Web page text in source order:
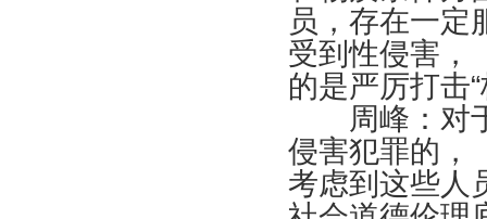
员，存在一定
受到性侵害，
的是严厉打击
周峰：对于
侵害犯罪的，
考虑到这些人